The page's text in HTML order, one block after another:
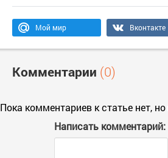
Мой мир Вконтакте
Комментарии (0)
Пока комментариев к статье нет,
Написать комментарий: